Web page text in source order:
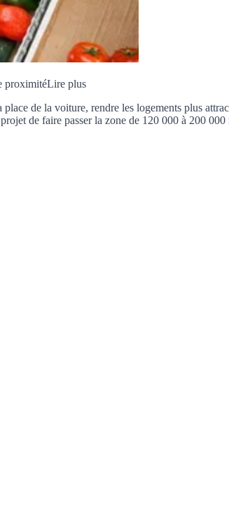
proximitéLire plus
de la voiture, rendre les logements plus
de faire passer la zone de 120 000 à 200 000